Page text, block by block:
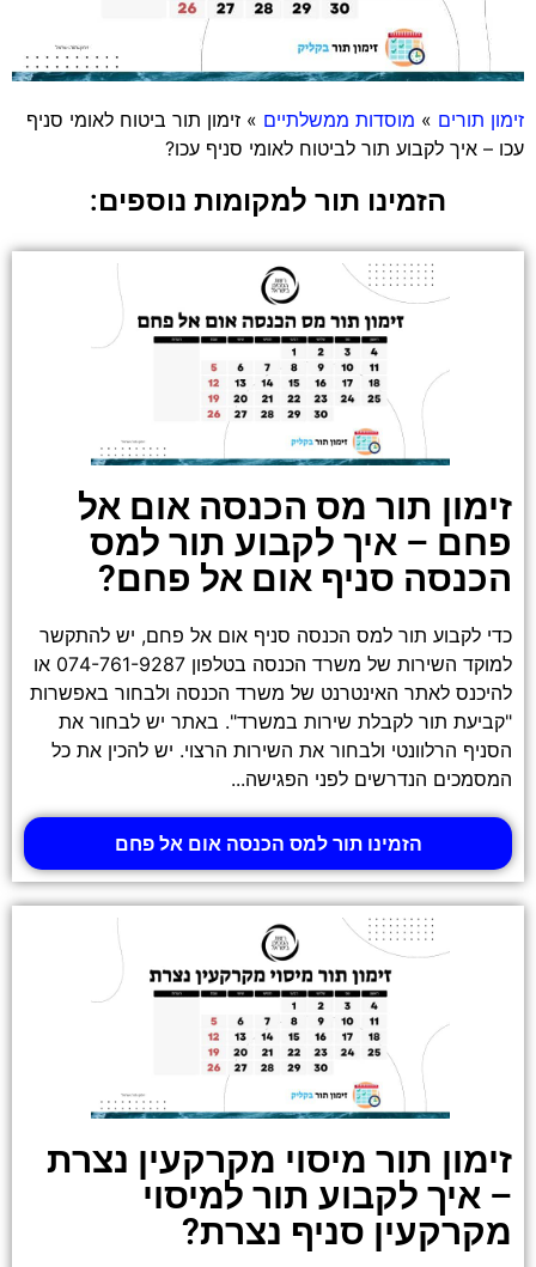
זימון תורים » מוסדות ממשלתיים » זימון תור ביטוח לאומי סניף
עכו – איך לקבוע תור לביטוח לאומי סניף עכו?
הזמינו תור למקומות נוספים:
זימון תור מס הכנסה אום אל
פחם – איך לקבוע תור למס
הכנסה סניף אום אל פחם?
כדי לקבוע תור למס הכנסה סניף אום אל פחם, יש להתקשר
למוקד השירות של משרד הכנסה בטלפון 074-761-9287 או
להיכנס לאתר האינטרנט של משרד הכנסה ולבחור באפשרות
"קביעת תור לקבלת שירות במשרד". באתר יש לבחור את
הסניף הרלוונטי ולבחור את השירות הרצוי. יש להכין את כל
המסמכים הנדרשים לפני הפגישה...
הזמינו תור למס הכנסה אום אל פחם
זימון תור מיסוי מקרקעין נצרת
– איך לקבוע תור למיסוי
מקרקעין סניף נצרת?